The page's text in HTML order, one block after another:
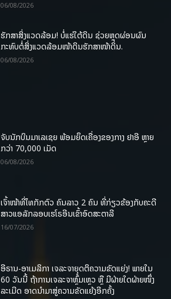
06/08/2026
ຮັກສາສິ່ງແວດລ້ອມ! ບໍ່ແຮ່ໃຕ້ດິນ ຊ່ວຍຫຼຸດຜ່ອນຜົນ
ກະທົບຕໍ່ສິ່ງແວດລ້ອມໜ້າດິນຮັກສາໜ້າດິນ.
06/08/2026
ຈັບນັກບິນມາເລເຊຍ ພ້ອມຍຶດເຄື່ອງຂອງກາງ ຢາອີ ຫຼາຍ
ກວ່າ 70,000 ເມັດ
06/08/2026
ເຈົ້າໜ້າທີ່ໄທກັກຕົວ ຄົນລາວ 2 ຄົນ ທີ່ກ່ຽວຂ້ອງກັບຄະດີ
ສາວແອລັກລອບເຮໂຣອີນເຂົ້າອົດສະຕາລີ
16/07/2026
ອີຣານ-ອາເມລິກາ ເຈລະຈາຍຸດຕິຄວາມຂັດແຍ່ງ! ພາຍໃນ
60 ວັນນີ້ ຖ້າການເຈລະຈາຫຼົ້ມເຫຼວ ຫຼື ມີຝ່າຍໃດຝ່າຍໜຶ່ງ
ລະເມີດ ອາດນໍາມາສູ່ຄວາມຂັດແຍ້ງອີກຄັ້ງ